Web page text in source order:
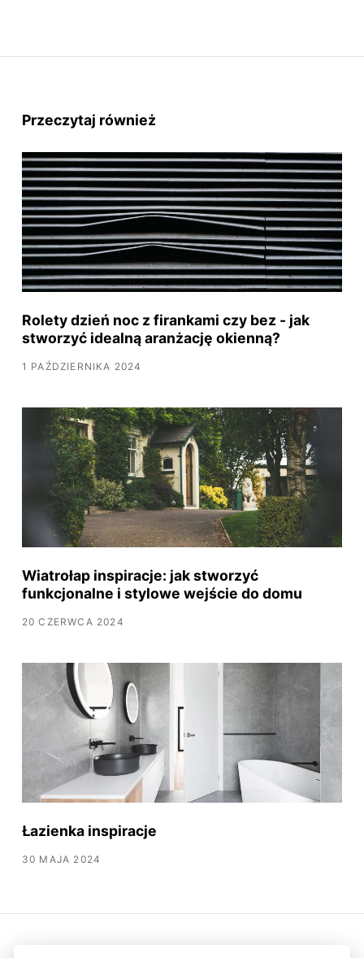
Przeczytaj również
Rolety dzień noc z firankami czy bez - jak
stworzyć idealną aranżację okienną?
1 PAŹDZIERNIKA 2024
Wiatrołap inspiracje: jak stworzyć
funkcjonalne i stylowe wejście do domu
20 CZERWCA 2024
Łazienka inspiracje
30 MAJA 2024